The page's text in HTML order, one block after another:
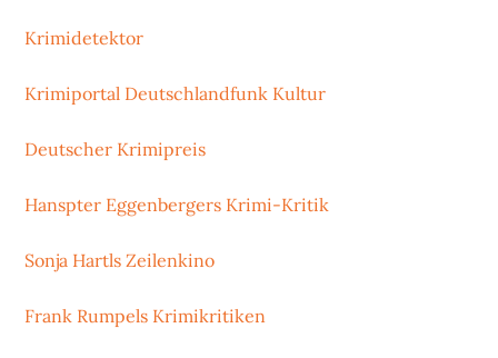
Krimidetektor
Krimiportal Deutschlandfunk Kultur
Deutscher Krimipreis
Hanspter Eggenbergers Krimi-Kritik
Sonja Hartls Zeilenkino
Frank Rumpels Krimikritiken